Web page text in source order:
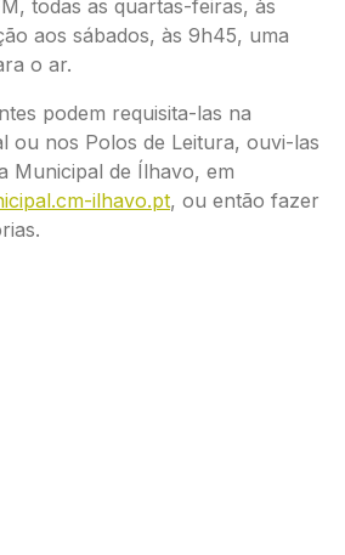
todas as quartas-feiras, às
aos sábados, às 9h45, uma
o ar.
podem requisita-las na
ou nos Polos de Leitura, ouvi-las
Municipal de Ílhavo, em
ilhavo.pt, ou então fazer